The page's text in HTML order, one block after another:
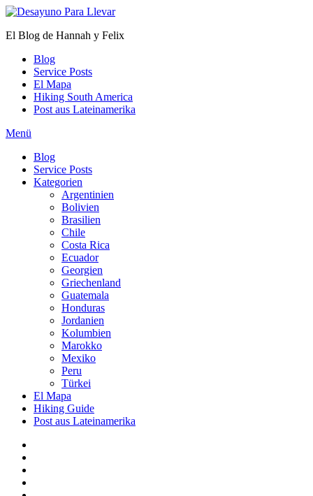
Zum
springen
El Blog de Hannah y Felix
Blog
Service Posts
El Mapa
Hiking South America
Post aus Lateinamerika
Menü
Blog
Service Posts
Kategorien
Argentinien
Bolivien
Brasilien
Chile
Costa Rica
Ecuador
Georgien
Griechenland
Guatemala
Honduras
Jordanien
Kolumbien
Marokko
Mexiko
Peru
Türkei
El Mapa
Hiking Guide
Post aus Lateinamerika